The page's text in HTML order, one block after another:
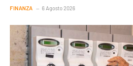
FINANZA 6 Agosto 2026